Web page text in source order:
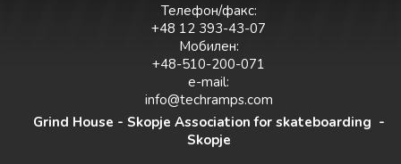
Телефон/факс:
+48 12 393-43-07
Мобилен:
+48-510-200-071
e-mail:
info@techramps.com
Grind House - Skopje Association for skateboarding -
Skopje